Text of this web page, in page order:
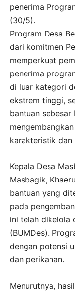
penerima
(30/5).
Program Desa
dari komitmen
memperkuat
penerima
di luar kategori
ekstrem tinggi,
bantuan
karakteristik dan
Kepala Desa
Masbagik,
bantuan yang
pada
ini telah dikelola
(BUMDes).
dengan potensi
dan perikanan.
Menurutnya,